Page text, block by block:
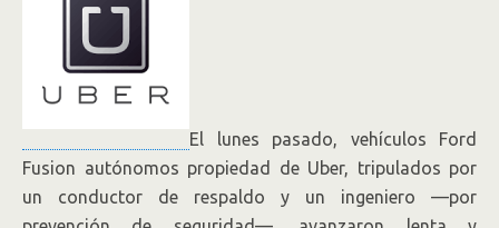
El lunes pasado, vehículos Ford
Fusion autónomos propiedad de Uber, tripulados por
un conductor de respaldo y un ingeniero —por